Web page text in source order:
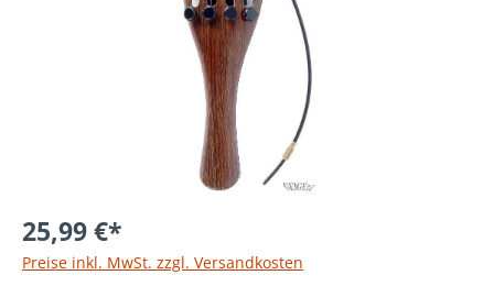
25,99 €*
Preise inkl. MwSt. zzgl. Versandkosten